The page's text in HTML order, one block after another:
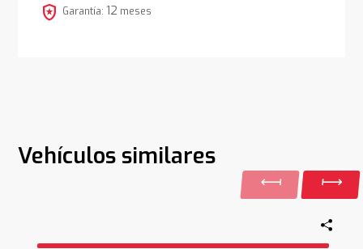
local_police Garantía: 12 meses
Vehículos similares